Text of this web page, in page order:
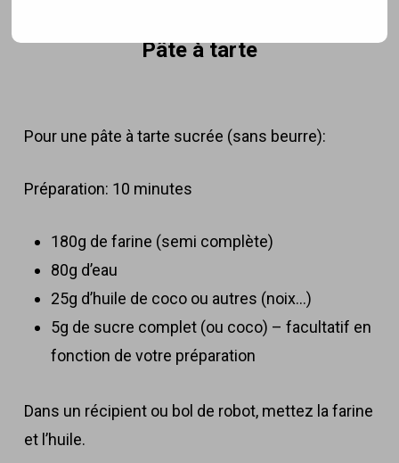
Pâte à tarte
Pour une pâte à tarte sucrée (sans beurre):
Préparation: 10 minutes
180g de farine (semi complète)
80g d’eau
25g d’huile de coco ou autres (noix…)
5g de sucre complet (ou coco) – facultatif en
fonction de votre préparation
Dans un récipient ou bol de robot, mettez la farine
et l’huile.